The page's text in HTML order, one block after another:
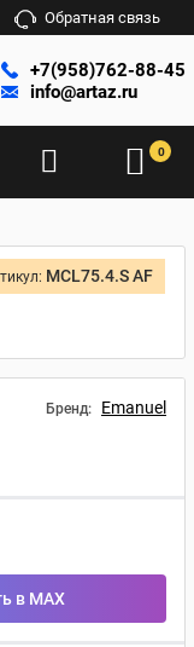
Обратная связь
+7(958)762-88-45
info@artaz.ru
0
MCL75.4.S AF
Бренд: Emanuel
в MAX